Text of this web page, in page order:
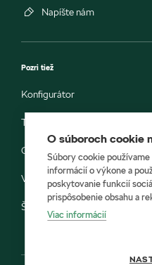
Napíšte nám
Pozri tiež
Konfigurátor
Testovacia jazda
Objednávka do servisu
Vozidlá ihneď k odberu
Škoda E-shop
O súboroch cookie
Súbory cookie používame
informácií o výkone a
poskytovanie funkcií
prispôsobenie obsahu a
Viac informácií